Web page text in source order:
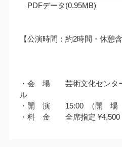
PDFデータ(0.95MB)
【公演時間：約2時間・休憩含
・会 場 芸術文化センタ
ル
・開 演 15:00 （開 場
・料 金 全席指定 ¥4,500